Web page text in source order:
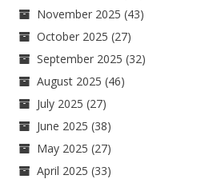
November 2025 (43)
October 2025 (27)
September 2025 (32)
August 2025 (46)
July 2025 (27)
June 2025 (38)
May 2025 (27)
April 2025 (33)